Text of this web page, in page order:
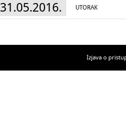
31.05.2016. UTORAK
Izjava o